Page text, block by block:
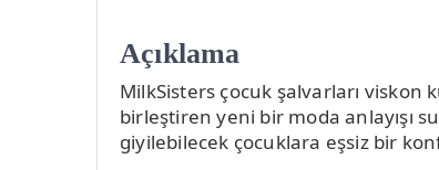
Açıklama
MilkSisters çocuk şalvarları viskon
birleştiren yeni bir moda anlayışı
giyilebilecek çocuklara eşsiz bir